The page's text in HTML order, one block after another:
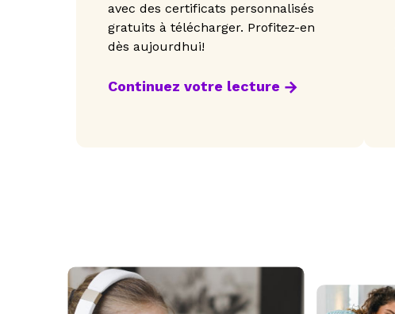
PERSONNALISÉS!
avec des certificats personnalisés
gratuits à télécharger. Profitez-en
dès aujourdhui!
Continuez votre lecture